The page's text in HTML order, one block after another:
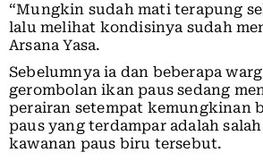
“Mungkin sudah mati terapung
lalu melihat kondisinya sudah
Arsana Yasa.
Sebelumnya ia dan beberapa
gerombolan ikan paus sedang
perairan setempat kemungkinan
paus yang terdampar adalah
kawanan paus biru tersebut.